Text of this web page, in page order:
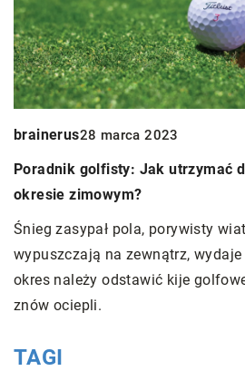
brainerus28 marca 2023
Poradnik golfisty: Jak utrzymać
okresie zimowym?
Śnieg zasypał pola, porywisty
wypuszczają na zewnątrz,
okres należy odstawić kije
znów ociepli.
TAGI